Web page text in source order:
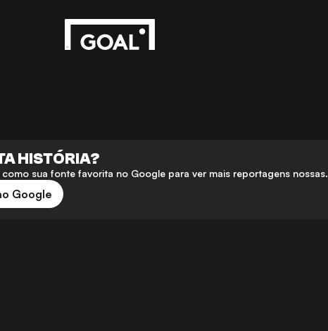
HISTÓRIA?
sua fonte favorita no Google para ver mais reportagens nossas.
Google